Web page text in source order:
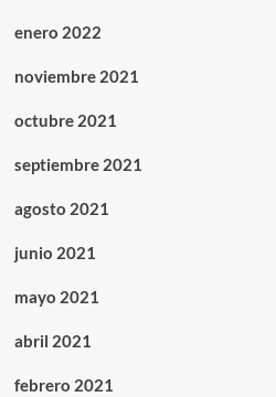
enero 2022
noviembre 2021
octubre 2021
septiembre 2021
agosto 2021
junio 2021
mayo 2021
abril 2021
febrero 2021